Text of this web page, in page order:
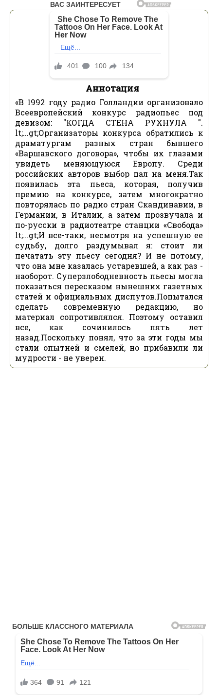
Аннотация
«В 1992 году радио Голландии организовало
Всеевропейский конкурс радиопьес под
девизом: "КОГДА СТЕНА РУХНУЛА ".
lt;...gt;Организаторы конкурса обратились к
драматургам разных стран бывшего
«Варшавского договора», чтобы их глазами
увидеть меняющуюся Европу. Среди
российских авторов выбор пал на меня.Так
появилась эта пьеса, которая, получив
премию на конкурсе, затем многократно
повторялась по радио стран Скандинавии, в
Германии, в Италии, а затем прозвучала и
по-русски в радиотеатре станции «Свобода»
lt;...gt;И все-таки, несмотря на успешную ее
судьбу, долго раздумывал я: стоит ли
печатать эту пьесу сегодня? И не потому,
что она мне казалась устаревшей, а как раз -
наоборот. Суперзлободневность пьесы могла
показаться пересказом нынешних газетных
статей и официальных диспутов.Попытался
сделать современную редакцию, но
материал сопротивлялся. Поэтому оставил
все, как сочинилось пять лет
назад.Поскольку понял, что за эти годы мы
стали опытней и смелей, но прибавили ли
мудрости - не уверен.